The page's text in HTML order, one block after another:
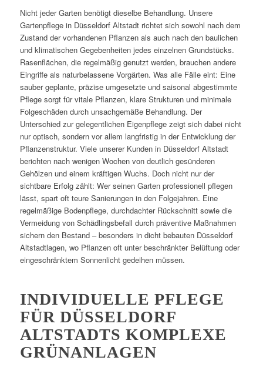
Nicht jeder Garten benötigt dieselbe Behandlung. Unsere
Gartenpflege in Düsseldorf Altstadt richtet sich sowohl nach dem
Zustand der vorhandenen Pflanzen als auch nach den baulichen
und klimatischen Gegebenheiten jedes einzelnen Grundstücks.
Rasenflächen, die regelmäßig genutzt werden, brauchen andere
Eingriffe als naturbelassene Vorgärten. Was alle Fälle eint: Eine
sauber geplante, präzise umgesetzte und saisonal abgestimmte
Pflege sorgt für vitale Pflanzen, klare Strukturen und minimale
Folgeschäden durch unsachgemäße Behandlung. Der
Unterschied zur gelegentlichen Eigenpflege zeigt sich dabei nicht
nur optisch, sondern vor allem langfristig in der Entwicklung der
Pflanzenstruktur. Viele unserer Kunden in Düsseldorf Altstadt
berichten nach wenigen Wochen von deutlich gesünderen
Gehölzen und einem kräftigen Wuchs. Doch nicht nur der
sichtbare Erfolg zählt: Wer seinen Garten professionell pflegen
lässt, spart oft teure Sanierungen in den Folgejahren. Eine
regelmäßige Bodenpflege, durchdachter Rückschnitt sowie die
Vermeidung von Schädlingsbefall durch präventive Maßnahmen
sichern den Bestand – besonders in dicht bebauten Düsseldorf
Altstadtlagen, wo Pflanzen oft unter beschränkter Belüftung oder
eingeschränktem Sonnenlicht gedeihen müssen.
INDIVIDUELLE PFLEGE
FÜR DÜSSELDORF
ALTSTADTS KOMPLEXE
GRÜNANLAGEN